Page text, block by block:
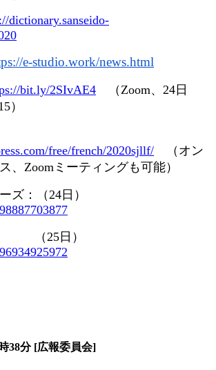
dictionary.sanseido-
e-studio.work/news.html
bit.ly/2SIvAE4 （Zoom、 24 日
）
free/french/2020sjllf/ （オン
、 Zoom ミーティングも可能）
ズ：（24 日）
（25 日）
38分 [広報委員会]